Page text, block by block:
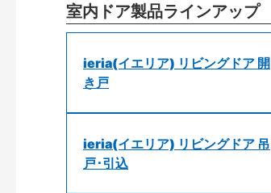
室内ドア製品ラインアップ
ieria(イエリア) リビングドア 開
き戸
ieria(イエリア) リビングドア 吊
戸･引込